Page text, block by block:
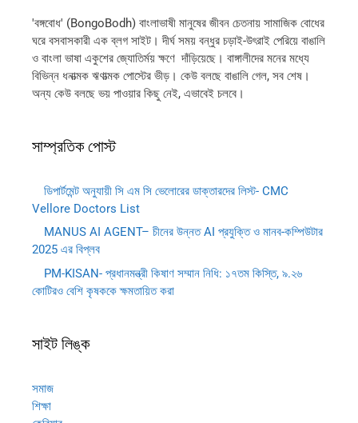
'বঙ্গবোধ' (BongoBodh) বাংলাভাষী মানুষের জীবন চেতনায় সামাজিক বোধের
ঘরে বসবাসকারী এক ব্লগ সাইট। দীর্ঘ সময় বন্ধুর চড়াই-উৎরাই পেরিয়ে বাঙালি
ও বাংলা ভাষা একুশের জ্যোতির্ময় ক্ষণে দাঁড়িয়েছে। বাঙ্গালীদের মনের মধ্যে
বিভিন্ন ধনাত্মক ঋণাত্মক পোস্টের ভীড়। কেউ বলছে বাঙালি গেল, সব শেষ।
অন্য কেউ বলছে ভয় পাওয়ার কিছু নেই, এভাবেই চলবে।
সাম্প্রতিক পোস্ট
ডিপার্টমেন্ট অনুযায়ী সি এম সি ভেলোরের ডাক্তারদের লিস্ট- CMC
Vellore Doctors List
MANUS AI AGENT– চীনের উন্নত AI প্রযুক্তি ও মানব-কম্পিউটার
2025 এর বিপ্লব
PM-KISAN- প্রধানমন্ত্রী কিষাণ সম্মান নিধি: ১৭তম কিস্তি, ৯.২৬
কোটিরও বেশি কৃষককে ক্ষমতায়িত করা
সাইট লিঙ্ক
সমাজ
শিক্ষা